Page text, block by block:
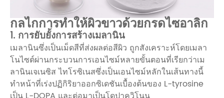
กลไกการทำให้ผิวขาวด้วยกรดไซอาลิก
1. การยับยั้งการสร้างเมลานิน
เมลานินซึ่งเป็นเม็ดสีที่ส่งผลต่อสีผิว ถูกสังเคราะห์โดยเมลา
โนไซต์ผ่านกระบวนการเอนไซม์หลายขั้นตอนที่เรียกว่าเม
ลานินเจเนซิส ไทโรซิเนสซึ่งเป็นเอนไซม์หลักในเส้นทางนี้
ทำหน้าที่เร่งปฏิกิริยาออกซิเดชันเบื้องต้นของ L-tyrosine